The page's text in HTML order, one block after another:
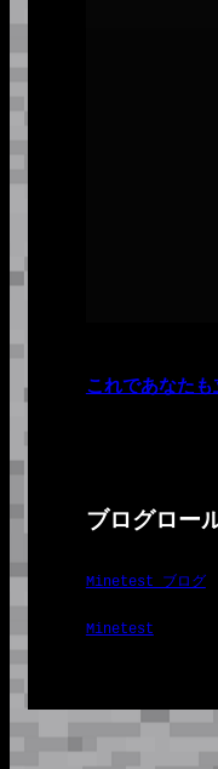
これであなた
ブログロー
Minetest ブログ
Minetest